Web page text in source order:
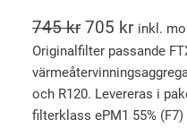
745kr D
e
t
u
705 krD
e
t
n
inkl.
Originalfilter passande
och R120. Levereras i
filterklass ePM1 55%